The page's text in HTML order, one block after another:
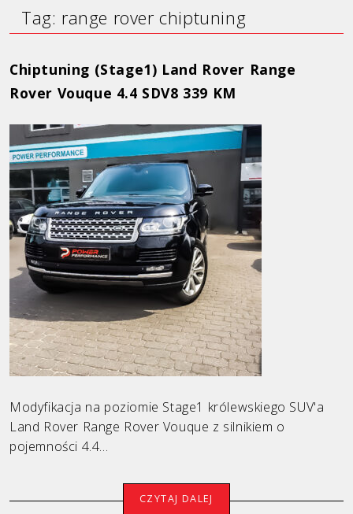
Fiat
Honda
Hyundai
Infiniti
KIA
Land Rover
Mazda
Mercedes
Mini
Opel
Peugeot
Renault
Tag: range rover chiptuning
Chiptuning (Stage1) Land Rover Range
Rover Vouque 4.4 SDV8 339 KM
Modyfikacja na poziomie Stage1 królewskiego SUV'a
Land Rover Range Rover Vouque z silnikiem o
pojemności 4.4...
CZYTAJ DALEJ